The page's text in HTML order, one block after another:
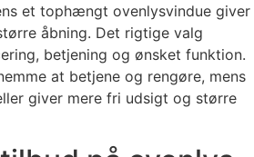
et tophængt ovenlysvindue giver
åbning. Det rigtige valg
betjening og ønsket funktion.
at betjene og rengøre, mens
giver mere fri udsigt og større